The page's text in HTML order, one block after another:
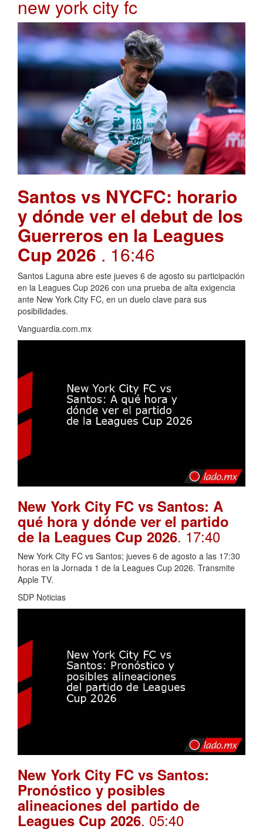
new york city fc
Santos vs NYCFC: horario
y dónde ver el debut de los
Guerreros en la Leagues
Cup 2026 . 16:46
Santos Laguna abre este jueves 6 de agosto su participación
en la Leagues Cup 2026 con una prueba de alta exigencia
ante New York City FC, en un duelo clave para sus
posibilidades.
Vanguardia.com.mx
New York City FC vs Santos: A
qué hora y dónde ver el partido
de la Leagues Cup 2026. 17:40
New York City FC vs Santos; jueves 6 de agosto a las 17:30
horas en la Jornada 1 de la Leagues Cup 2026. Transmite
Apple TV.
SDP Noticias
New York City FC vs Santos:
Pronóstico y posibles
alineaciones del partido de
Leagues Cup 2026. 05:40